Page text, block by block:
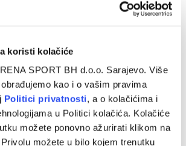
koristi kolačiće
SPORT BH d.o.o. Sarajevo. Više
kao i o vašim pravima
Politici privatnosti, a o kolačićima i
u Politici kolačića. Kolačiće
možete ponovno ažurirati klikom na
Privolu možete u bilo kojem trenutku